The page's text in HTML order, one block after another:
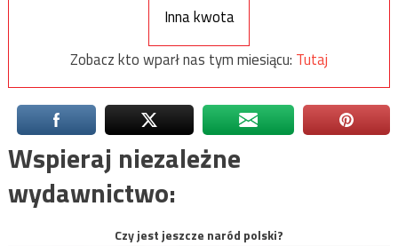
Inna kwota
Zobacz kto wparł nas tym miesiącu: Tutaj
Wspieraj niezależne
wydawnictwo:
Czy jest jeszcze naród polski?